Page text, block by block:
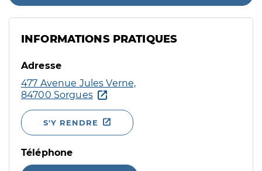
INFORMATIONS PRATIQUES
Adresse
477 Avenue Jules Verne,
84700 Sorgues
S'Y RENDRE
Téléphone